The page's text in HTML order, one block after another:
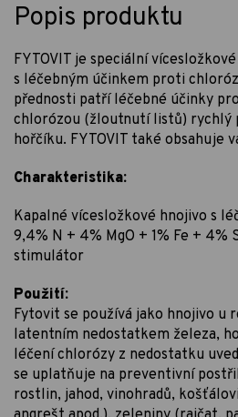
Popis produktu
FYTOVIT je speciální
s léčebným účinkem proti
přednosti patří léčebné účinky
chlorózou (žloutnutí listů) rychlý
hořčíku. FYTOVIT také obsahuje
Charakteristika:
Kapalné vícesložkové hnojivo s
9,4% N + 4% MgO + 1% Fe + 4%
stimulátor
Použití:
Fytovit se používá jako hnojivo u
latentním nedostatkem železa,
léčení chlorózy z nedostatku
se uplatňuje na preventivní
rostlin, jahod, vinohradů,